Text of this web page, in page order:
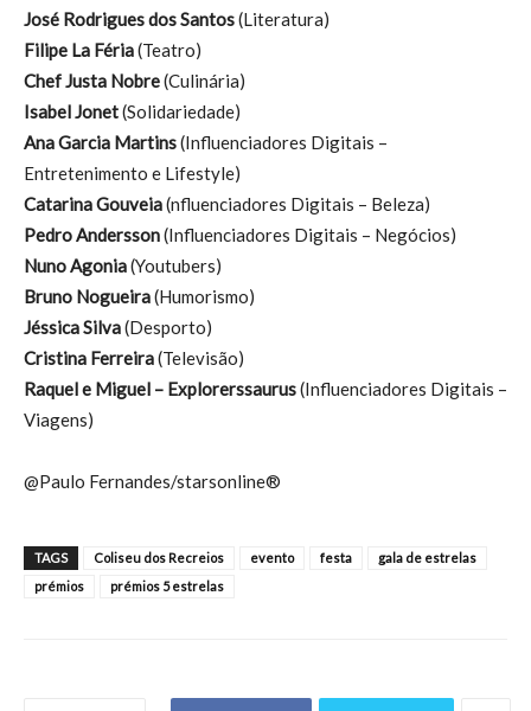
José Rodrigues dos Santos(Literatura)
Filipe La Féria(Teatro)
Chef Justa Nobre(Culinária)
Isabel Jonet(Solidariedade)
Ana Garcia Martins(Influenciadores Digitais –
Entretenimento e Lifestyle)
Catarina Gouveia(nfluenciadores Digitais – Beleza)
Pedro Andersson(Influenciadores Digitais – Negócios)
Nuno Agonia(Youtubers)
Bruno Nogueira(Humorismo)
Jéssica Silva(Desporto)
Cristina Ferreira(Televisão)
Raquel e Miguel – Explorerssaurus(Influenciadores Digitais –
Viagens)
@Paulo Fernandes/starsonline®
TAGS Coliseu dos Recreios evento festa
gala de estrelas
prémios
prémios 5 estrelas